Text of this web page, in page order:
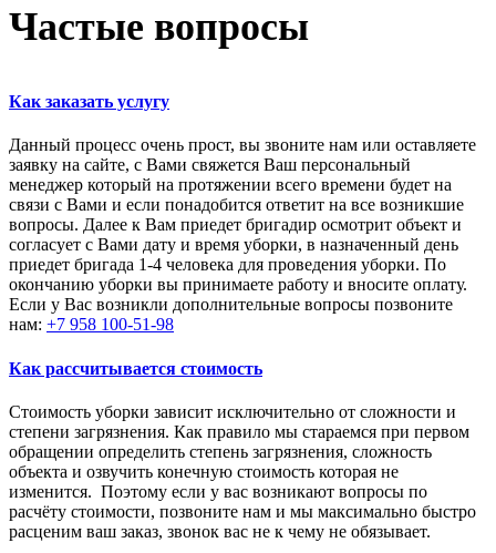
Частые вопросы
Как заказать услугу
Данный процесс очень прост, вы звоните нам или оставляете
заявку на сайте, с Вами свяжется Ваш персональный
менеджер который на протяжении всего времени будет на
связи с Вами и если понадобится ответит на все возникшие
вопросы. Далее к Вам приедет бригадир осмотрит объект и
согласует с Вами дату и время уборки, в назначенный день
приедет бригада 1-4 человека для проведения уборки. По
окончанию уборки вы принимаете работу и вносите оплату.
Если у Вас возникли дополнительные вопросы позвоните
нам: +7 958 100-51-98
Как рассчитывается стоимость
Стоимость уборки зависит исключительно от сложности и
степени загрязнения. Как правило мы стараемся при первом
обращении определить степень загрязнения, сложность
объекта и озвучить конечную стоимость которая не
изменится. Поэтому если у вас возникают вопросы по
расчёту стоимости, позвоните нам и мы максимально быстро
расценим ваш заказ, звонок вас не к чему не обязывает.